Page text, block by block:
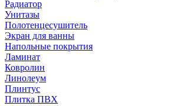
Радиатор
Унитазы
Полотенцесушитель
Экран для ванны
Напольные покрытия
Ламинат
Ковролин
Линолеум
Плинтус
Плитка ПВХ